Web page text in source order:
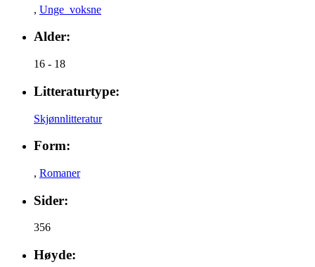
, Unge_voksne
Alder:
16 - 18
Litteraturtype:
Skjønnlitteratur
Form:
, Romaner
Sider:
356
Høyde: